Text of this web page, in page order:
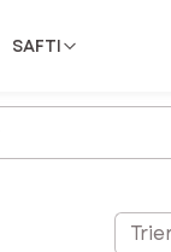
SAFTI